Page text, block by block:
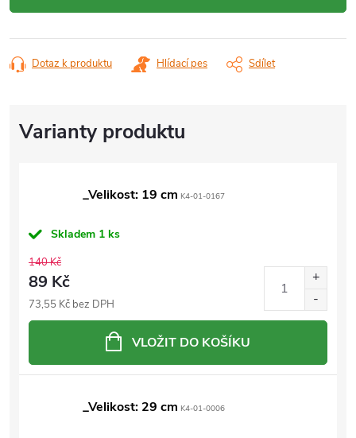
Dotaz k produktu Hlídací pes Sdílet
_Velikost: 19 cm K4-01-0167
Skladem 1 ks
140 Kč
89 Kč
73,55 Kč bez DPH
VLOŽIT DO KOŠÍKU
_Velikost: 29 cm K4-01-0006